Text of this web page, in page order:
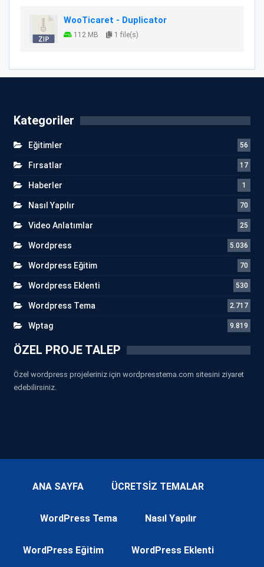
WooTicaret - Duplicator
112 MB 1 file(s)
Kategoriler
Eğitimler 56
Fırsatlar 17
Haberler 1
Nasıl Yapılır 70
Video Anlatımlar 25
Wordpress 5.036
Wordpress Eğitim 70
Wordpress Eklenti 530
Wordpress Tema 2.717
Wptag 9.819
ÖZEL PROJE TALEP
Özel wordpress projeleriniz için wordpresstema.com sitesini ziyaret
edebilirsiniz.
ANA SAYFA ÜCRETSİZ TEMALAR
WordPress Tema Nasıl Yapılır
WordPress Eğitim WordPress Eklenti